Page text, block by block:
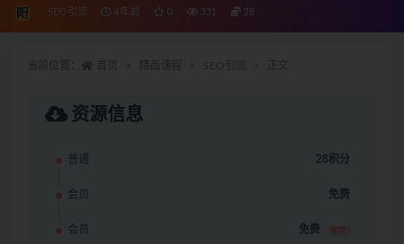
SEO引流 4年前 0 331 28
资源信息
普通 28积分
会员 免费
会员 免费 推荐